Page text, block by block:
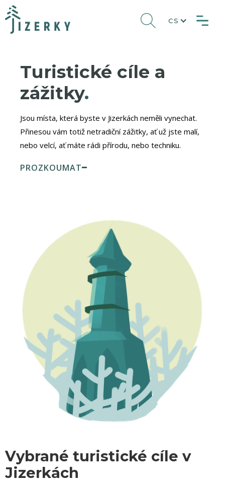
CS
Turistické cíle a
zážitky.
Jsou místa, která byste v Jizerkách neměli vynechat.
Přinesou vám totiž netradiční zážitky, ať už jste malí,
nebo velcí, ať máte rádi přírodu, nebo techniku.
PROZKOUMAT
Vybrané turistické cíle v
Jizerkách